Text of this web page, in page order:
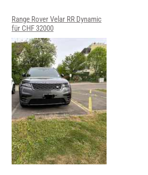
Range Rover Velar RR Dynamic
für CHF 32000